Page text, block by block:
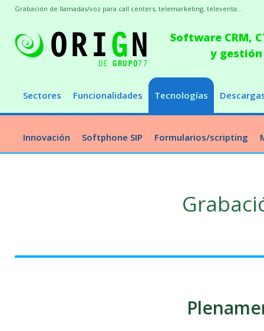
Software CRM,
y
Sectores Funcionalidades Tecnologías
Innovación Softphone SIP Formularios/scripting
Grabación de llamadas/voz para call centers, telemarketing, televenta...